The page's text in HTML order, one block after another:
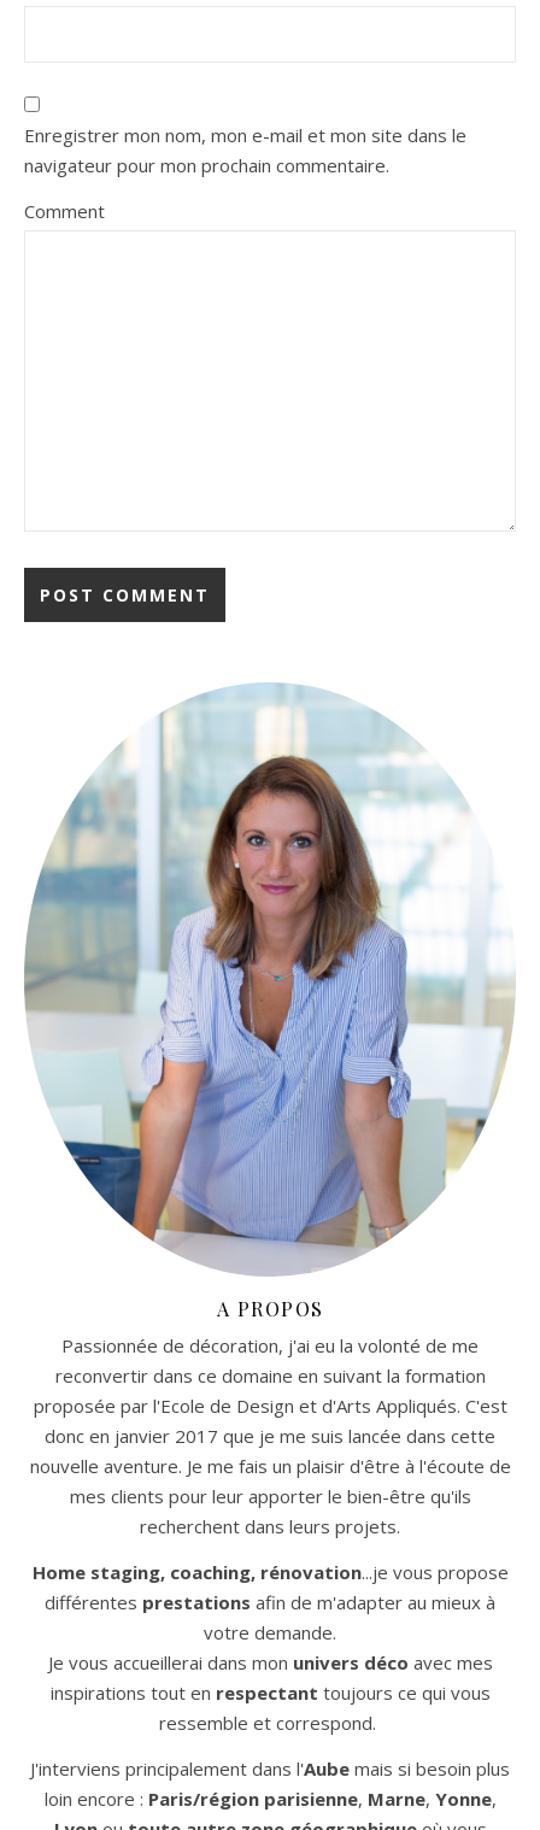
Enregistrer mon nom, mon e-mail et mon site dans le
navigateur pour mon prochain commentaire.
Comment
A PROPOS
Passionnée de décoration, j'ai eu la volonté de me
reconvertir dans ce domaine en suivant la formation
proposée par l'Ecole de Design et d'Arts Appliqués. C'est
donc en janvier 2017 que je me suis lancée dans cette
nouvelle aventure. Je me fais un plaisir d'être à l'écoute de
mes clients pour leur apporter le bien-être qu'ils
recherchent dans leurs projets.
Home staging, coaching, rénovation...je vous propose
différentes prestations afin de m'adapter au mieux à
votre demande.
Je vous accueillerai dans mon univers déco avec mes
inspirations tout en respectant toujours ce qui vous
ressemble et correspond.
J'interviens principalement dans l'Aube mais si besoin plus
loin encore : Paris/région parisienne, Marne, Yonne,